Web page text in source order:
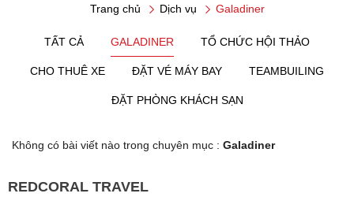
Trang chủ Dịch vụ Galadiner
TẤT CẢ GALADINER TỔ CHỨC HỘI THẢO
CHO THUÊ XE ĐẶT VÉ MÁY BAY TEAMBUILING
ĐẶT PHÒNG KHÁCH SẠN
Không có bài viết nào trong chuyên mục : Galadiner
REDCORAL TRAVEL